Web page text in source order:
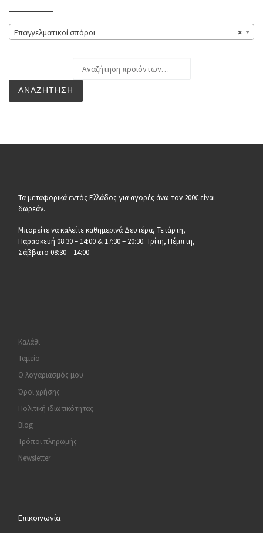
×
Επαγγελματικοί σπόροι
ΑΝΑΖΉΤΗΣΗ
Τα μεταφορικά εντός Ελλάδος για αγορές άνω τον 200€ είναι
δωρεάν.
Μπορείτε να καλείτε καθημερινά Δευτέρα, Τετάρτη,
Παρασκευή 08:30 – 14:00 & 17:30 – 20:30. Τρίτη, Πέμπτη,
Σάββατο 08:30 – 14:00
Καλάθι
Ταμείο
Ο λογαριασμός μου
Όροι χρήσης
Πολιτική ιδιωτικότητας
Blog
Τρόποι πληρωμής
Newsletter
Επικοινωνία